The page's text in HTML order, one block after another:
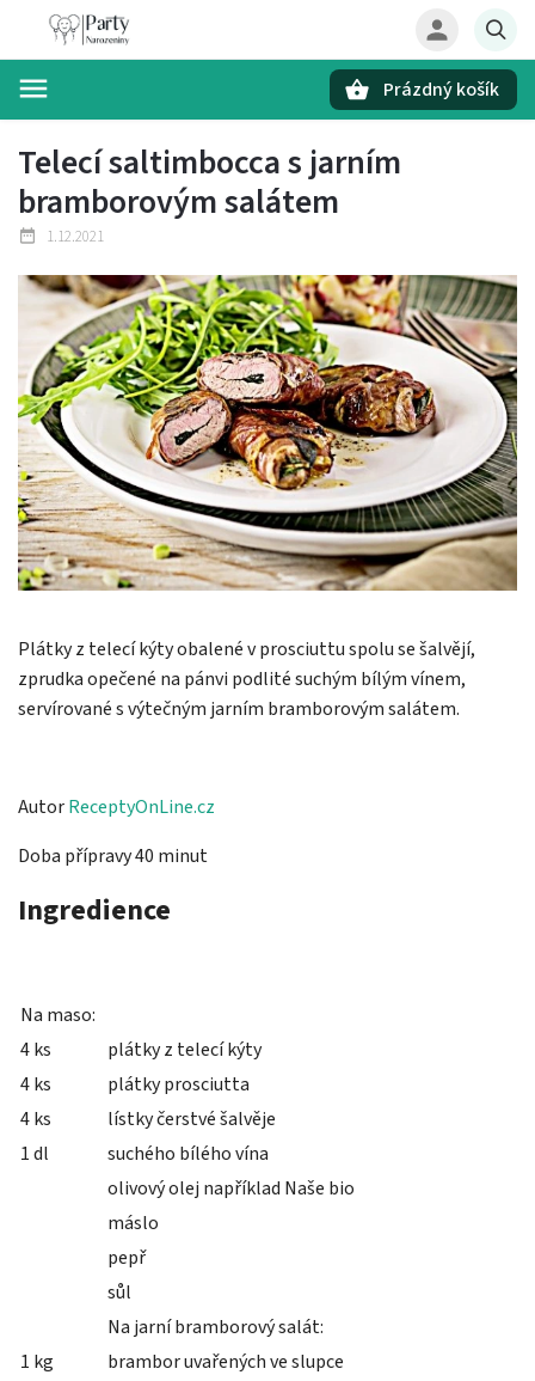
Prázdný košík
Telecí saltimbocca s jarním
bramborovým salátem
1.12.2021
Plátky z telecí kýty obalené v prosciuttu spolu se šalvějí,
zprudka opečené na pánvi podlité suchým bílým vínem,
servírované s výtečným jarním bramborovým salátem.
AutorReceptyOnLine.cz
Doba přípravy 40 minut
Ingredience
Na maso:
4 ks
plátky z telecí kýty
4 ks
plátky prosciutta
4 ks
lístky čerstvé šalvěje
1 dl
suchého bílého vína
olivový olej například Naše bio
máslo
pepř
sůl
Na jarní bramborový salát:
1 kg
brambor uvařených ve slupce